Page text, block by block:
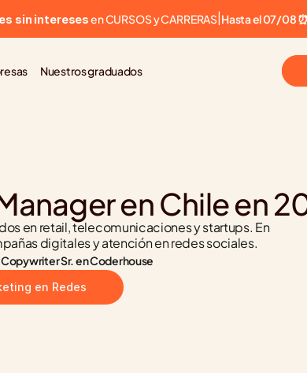
sin intereses en CURSOS y CARRERAS Hasta el 07/08 ⏰
Nuestros graduados
en Chile en
en retail, telecomunicaciones y startups. En
digitales y atención en redes sociales.
Sr. en Coderhouse
en Redes